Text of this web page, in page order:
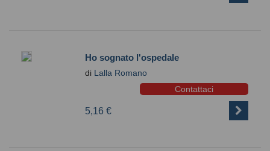
Ho sognato l'ospedale
di Lalla Romano
Contattaci
5,16 €